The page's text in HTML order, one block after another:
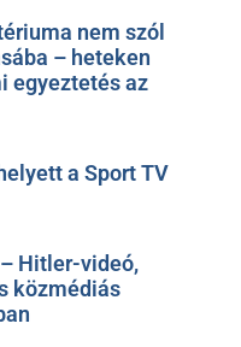
nem szól
– heteken
egyeztetés az
a Sport TV
Hitler-videó,
közmédiás